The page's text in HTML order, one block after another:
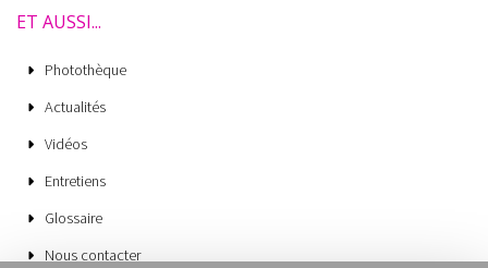
ET AUSSI...
Photothèque
Actualités
Vidéos
Entretiens
Glossaire
Nous contacter